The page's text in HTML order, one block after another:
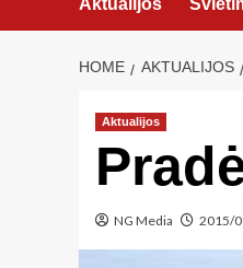
Aktualijos
HOME AKTUALIJOS
Aktualijos
NG Media 2015/